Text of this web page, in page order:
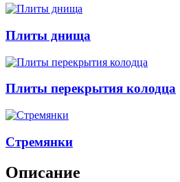
Плиты днища
Плиты перекрытия колодца
Стремянки
Описание